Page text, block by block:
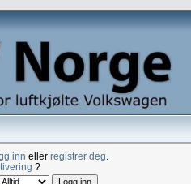
inn eller registrer deg
?